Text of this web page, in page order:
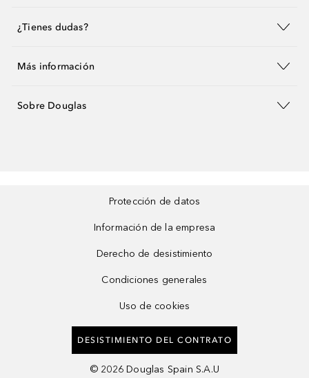
¿Tienes dudas?
Más información
Sobre Douglas
Protección de datos
Información de la empresa
Derecho de desistimiento
Condiciones generales
Uso de cookies
DESISTIMIENTO DEL CONTRATO
© 2026 Douglas Spain S.A.U